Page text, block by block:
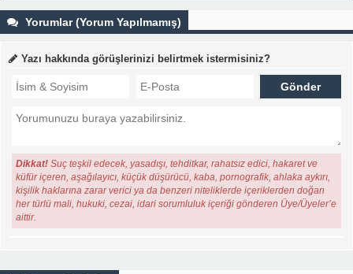
Yorumlar (Yorum Yapılmamış)
Yazı hakkında görüşlerinizi belirtmek istermisiniz?
Dikkat! Suç teşkil edecek, yasadışı, tehditkar, rahatsız edici, hakaret ve
küfür içeren, aşağılayıcı, küçük düşürücü, kaba, pornografik, ahlaka aykırı,
kişilik haklarına zarar verici ya da benzeri niteliklerde içeriklerden doğan
her türlü mali, hukuki, cezai, idari sorumluluk içeriği gönderen Üye/Üyeler’e
aittir.